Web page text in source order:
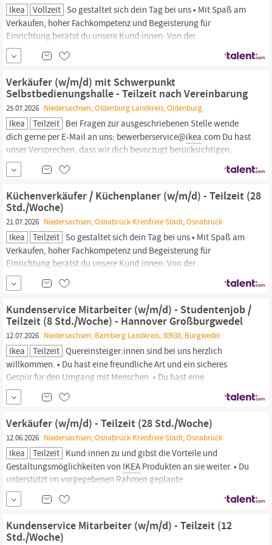
Ikea Vollzeit So gestaltet sich dein Tag bei uns • Mit Spaß am
Verkaufen, hoher Fachkompetenz und Begeisterung für
Einrichtung berätst du unsere Kund:innen: Von der
Bedarfsermittlung bis zum Mehrverkauf und Kaufabschluss. • Der
Schwerpunkt liegt dabei im Planen und Verkaufen des
IKEA
Küchensortiments: Küchenmöbel, Arbeitsplatten,
Verkäufer (w/m/d) mit Schwerpunkt
Selbstbedienungshalle - Teilzeit nach Vereinbarung
25.07.2026 Niedersachsen, Oldenburg Landkreis, Oldenburg
Ikea Teilzeit Bei Fragen zur ausgeschriebenen Stelle wende
dich gerne per E-Mail an uns: bewerberservice@ikea.com Du hast
unser Versprechen, dass wir dich bevorzugt berücksichtigen,
wenn du schwerbehindert oder gleichgestellt bist und die nötigen
Voraussetzungen mitbringst. Eine Übernahme von Reise- und
Übernachtungskosten ist
Küchenverkäufer / Küchenplaner (w/m/d) - Teilzeit (28
Std./Woche)
21.07.2026 Niedersachsen, Osnabrück Kreisfreie Stadt, Osnabrück
Ikea Teilzeit So gestaltet sich dein Tag bei uns • Mit Spaß am
Verkaufen, hoher Fachkompetenz und Begeisterung für
Einrichtung berätst du unsere Kund:innen: Von der
Bedarfsermittlung bis zum Mehrverkauf und Kaufabschluss. • Der
Schwerpunkt liegt dabei im Planen und Verkaufen des
IKEA
Küchensortiments: Küchenmöbel, Arbeitsplatten,
Kundenservice Mitarbeiter (w/m/d) - Studentenjob /
Teilzeit (8 Std./Woche) - Hannover Großburgwedel
12.07.2026 Niedersachsen, Bamberg Landkreis, 30938, Burgwedel
Ikea Teilzeit Quereinsteiger:innen sind bei uns herzlich
willkommen. • Du hast eine freundliche Art und ein sicheres
Gespür für den Umgang mit Menschen. • Du hast eine
Leidenschaft für
sorgfältig und genau. So gestaltet sich dein Tag bei uns • Du
unterstützt uns im Kundenservice. In welchen Bereichen du
Verkäufer (w/m/d) - Teilzeit (28 Std./Woche)
12.06.2026 Niedersachsen, Osnabrück Kreisfreie Stadt, Osnabrück
Ikea Teilzeit Kund:innen zu und gibst die Vorteile und
Gestaltungsmöglichkeiten von IKEA Produkten an sie weiter. • Du
unterstützt im vorgegebenen Rahmen geplante
Verkaufsaktivitäten wie saisonale Aktivitäten und
Sortimentswechsel. • Alle im Einrichtungshaus verfügbaren
Serviceleistungen sind dir vertraut. Bewirb dich jetzt Bewirb dich
online auf die...
Kundenservice Mitarbeiter (w/m/d) - Teilzeit (12
Std./Woche)